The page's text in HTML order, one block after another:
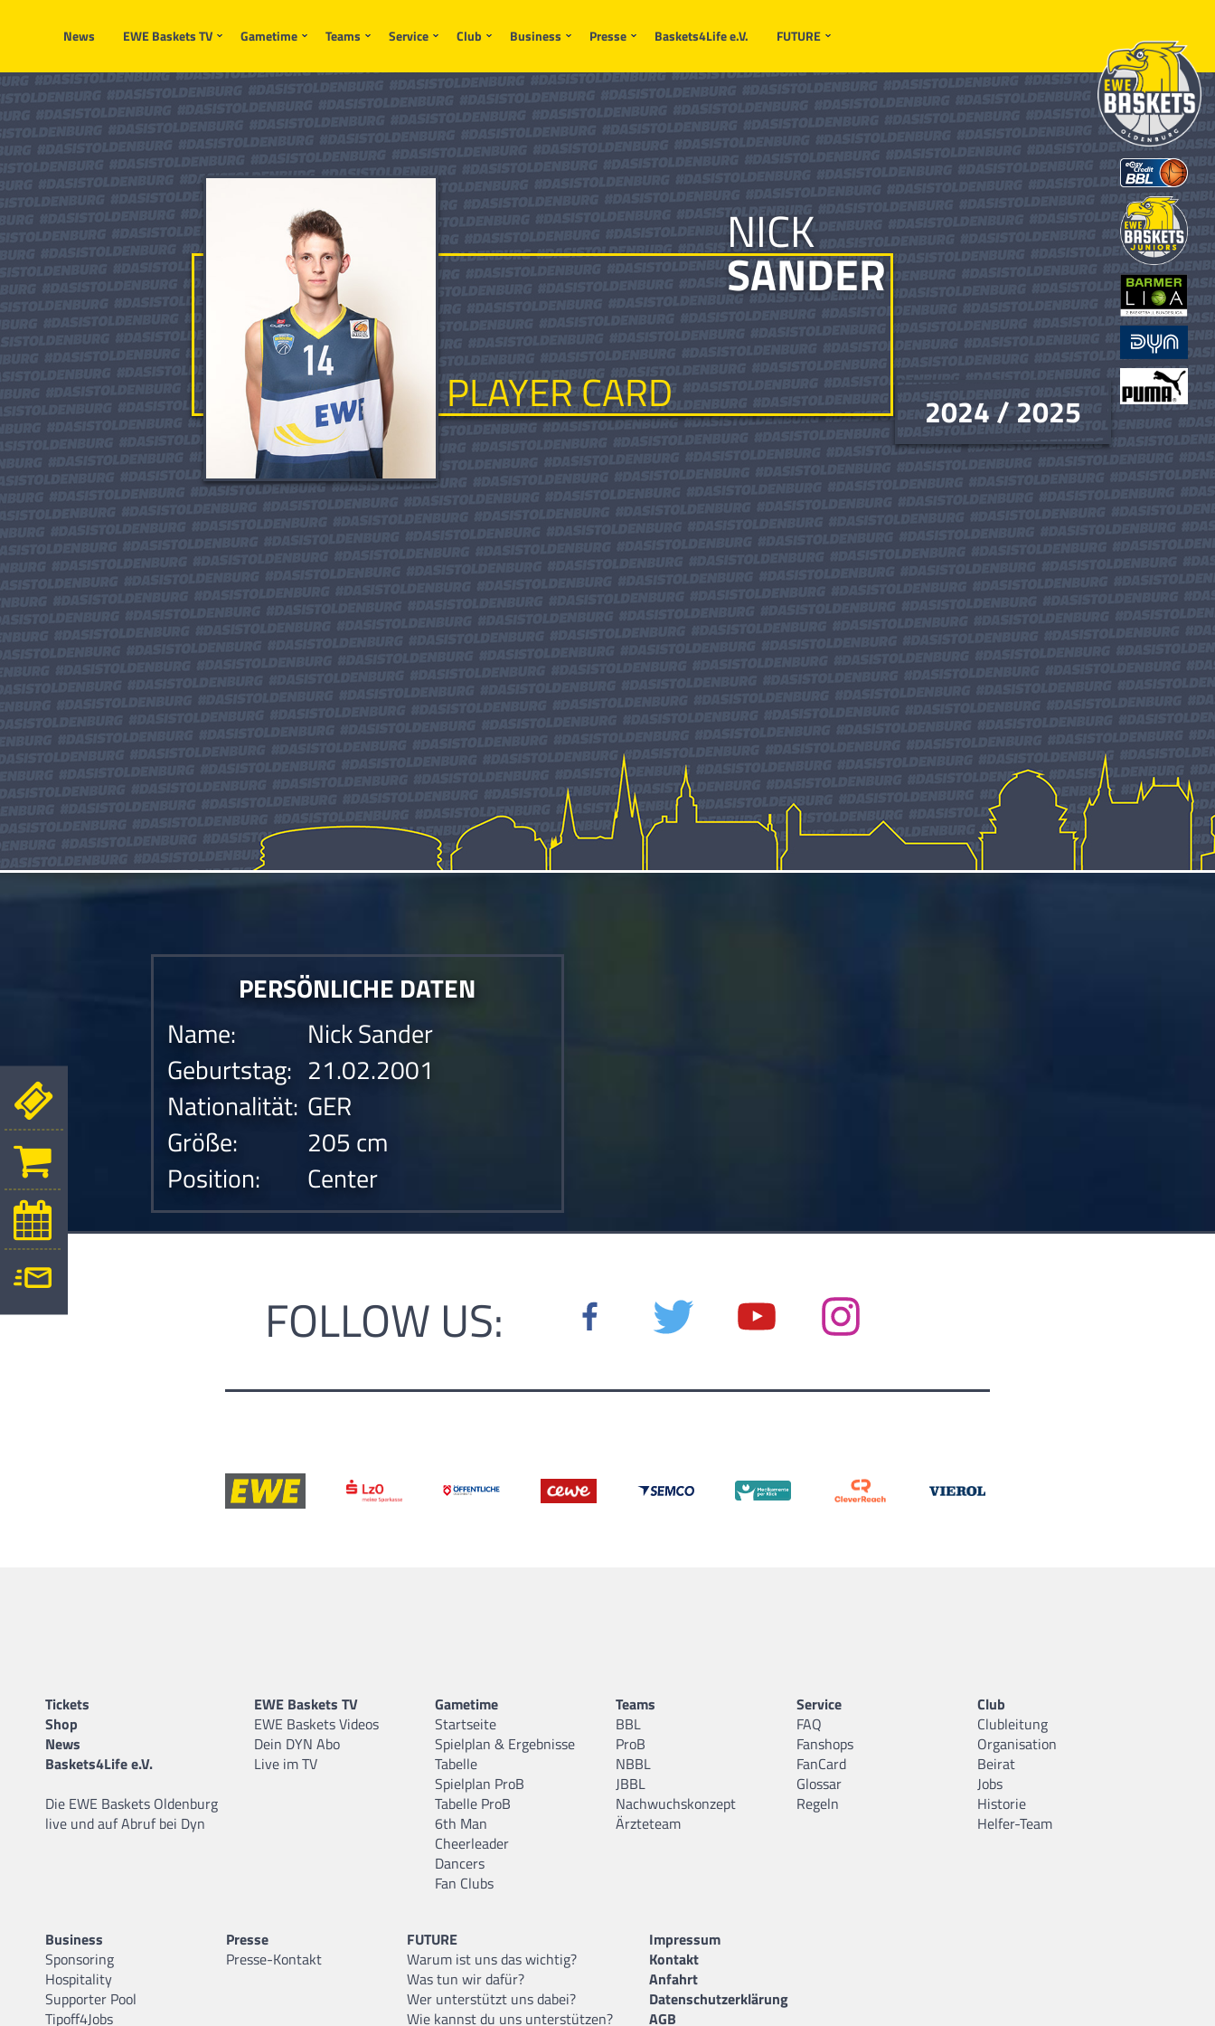
News EWE Baskets TV Gametime Teams Service Club Business Presse Baskets4Life e.V. FUTURE
NICK
SANDER
PLAYER CARD 2024 / 2025
PERSÖNLICHE DATEN
Name:
Nick Sander
Geburtstag: 21.02.2001
Nationalität: GER
Größe:
205 cm
Position:
Center
FOLLOW US:
Tickets
Shop
News
Baskets4Life e.V.
Die EWE Baskets Oldenburg
live und auf Abruf bei Dyn
EWE Baskets TV
EWE Baskets Videos
Dein DYN Abo
Live im TV
Gametime
Startseite
Spielplan & Ergebnisse
Tabelle
Spielplan ProB
Tabelle ProB
6th Man
Cheerleader
Dancers
Fan Clubs
Teams
BBL
ProB
NBBL
JBBL
Nachwuchskonzept
Ärzteteam
Service
FAQ
Fanshops
FanCard
Glossar
Regeln
Club
Clubleitung
Organisation
Beirat
Jobs
Historie
Helfer-Team
Business
Sponsoring
Hospitality
Supporter Pool
Tipoff4Jobs
Presse
Presse-Kontakt
FUTURE
Warum ist uns das wichtig?
Was tun wir dafür?
Wer unterstützt uns dabei?
Wie kannst du uns unterstützen?
Impressum
Kontakt
Anfahrt
Datenschutzerklärung
AGB